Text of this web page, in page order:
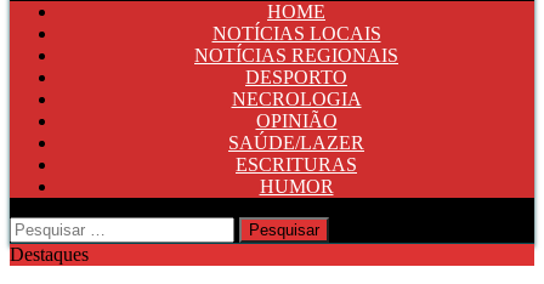
HOME
NOTÍCIAS LOCAIS
NOTÍCIAS REGIONAIS
DESPORTO
NECROLOGIA
OPINIÃO
SAÚDE/LAZER
ESCRITURAS
HUMOR
Pesquisar
por:
Destaques